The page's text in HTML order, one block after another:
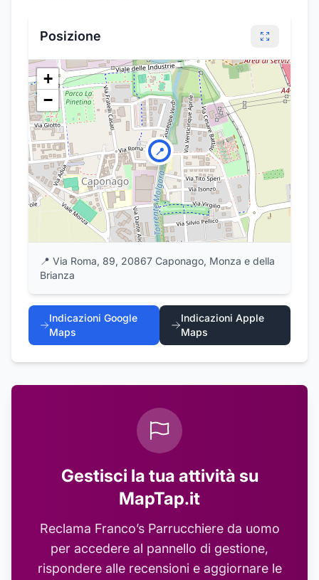
Posizione
📍
+
−
📍 Via Roma, 89, 20867 Caponago, Monza e della
Brianza
Indicazioni Google
Maps
Indicazioni Apple
Maps
Gestisci la tua attività su
MapTap.it
Reclama Franco’s Parrucchiere da uomo
per accedere al pannello di gestione,
rispondere alle recensioni e aggiornare le